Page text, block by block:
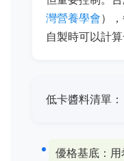
灣營養學會）
自製時可以計算
低卡醬料清單：
優格基底：用